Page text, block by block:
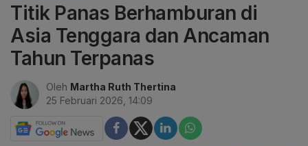
Titik Panas Berhamburan di
Asia Tenggara dan Ancaman
Tahun Terpanas
Oleh Martha Ruth Thertina
25 Februari 2026, 14:09